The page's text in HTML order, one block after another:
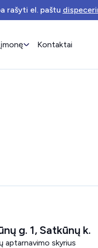
rašyti el. paštu
Kontaktai
g. 1, Satkūnų k.
aptarnavimo skyrius